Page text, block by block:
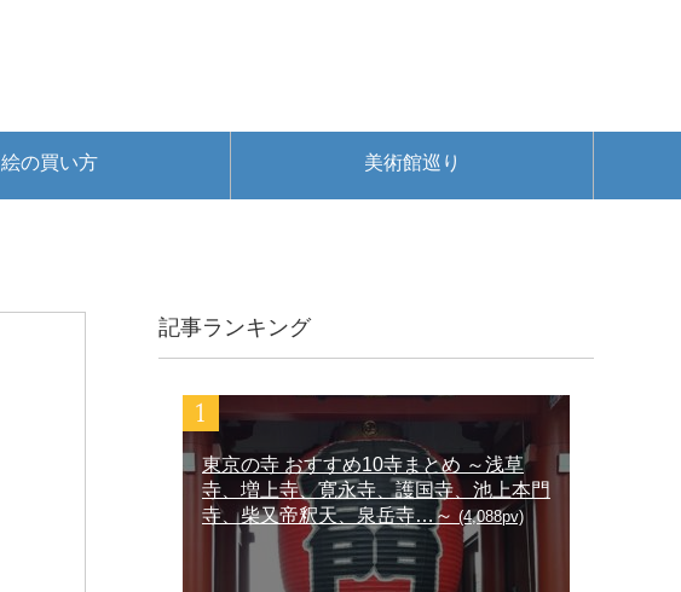
絵の買い方 美術館巡り
記事ランキング
東京の寺 おすすめ10寺まとめ ～浅草
寺、増上寺、寛永寺、護国寺、池上本門
寺、柴又帝釈天、泉岳寺…～ (4,088pv)